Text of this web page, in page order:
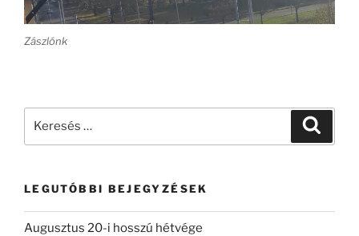
Zászlónk
LEGUTÓBBI BEJEGYZÉSEK
Augusztus 20-i hosszú hétvége